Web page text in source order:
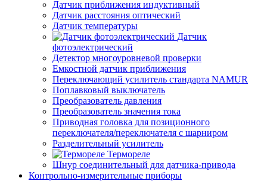
Датчик приближения индуктивный
Датчик расстояния оптический
Датчик температуры
Датчик
фотоэлектрический
Детектор многоуровневой проверки
Емкостной датчик приближения
Переключающий усилитель стандарта NAMUR
Поплавковый выключатель
Преобразователь давления
Преобразователь значения тока
Приводная головка для позиционного
переключателя/переключателя с шарниром
Разделительный усилитель
Термореле
Шнур соединительный для датчика-привода
Контрольно-измерительные приборы